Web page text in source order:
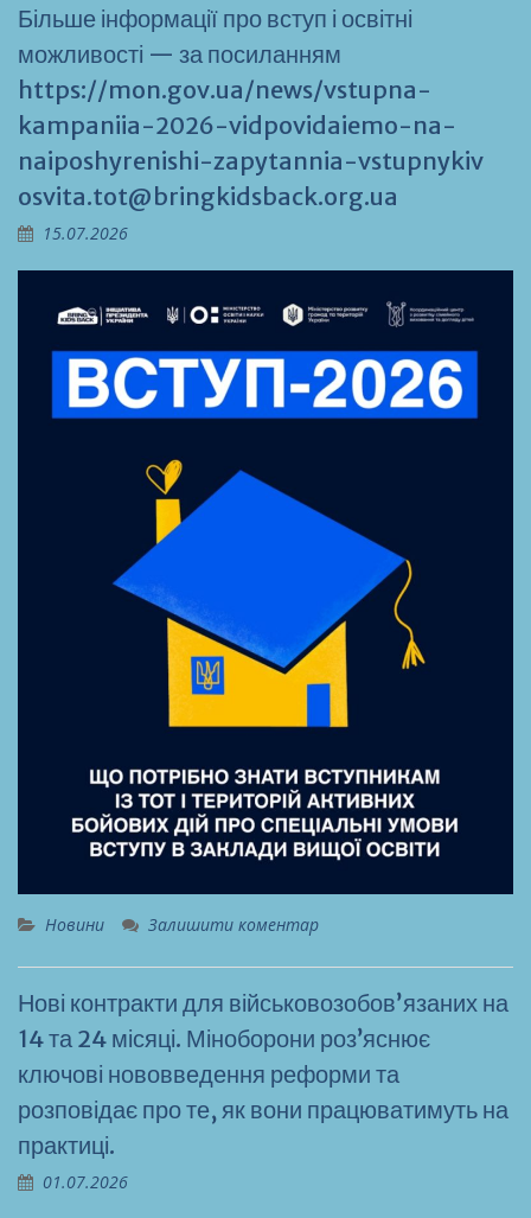
Більше інформації про вступ і освітні
можливості — за посиланням
https://mon.gov.ua/news/vstupna-
kampaniia-2026-vidpovidaiemo-na-
naiposhyrenishi-zapytannia-vstupnykiv
osvita.tot@bringkidsback.org.ua
15.07.2026
Новини Залишити коментар
Нові контракти для військовозобовʼязаних на
14 та 24 місяці. Міноборони роз’яснює
ключові нововведення реформи та
розповідає про те, як вони працюватимуть на
практиці.
01.07.2026